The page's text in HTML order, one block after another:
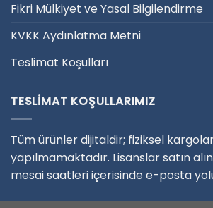
Fikri Mülkiyet ve Yasal Bilgilendirme
KVKK Aydınlatma Metni
Teslimat Koşulları
TESLIMAT KOŞULLARIMIZ
Tüm ürünler dijitaldir; fiziksel
yapılmamaktadır. Lisanslar satın
mesai saatleri içerisinde e-posta